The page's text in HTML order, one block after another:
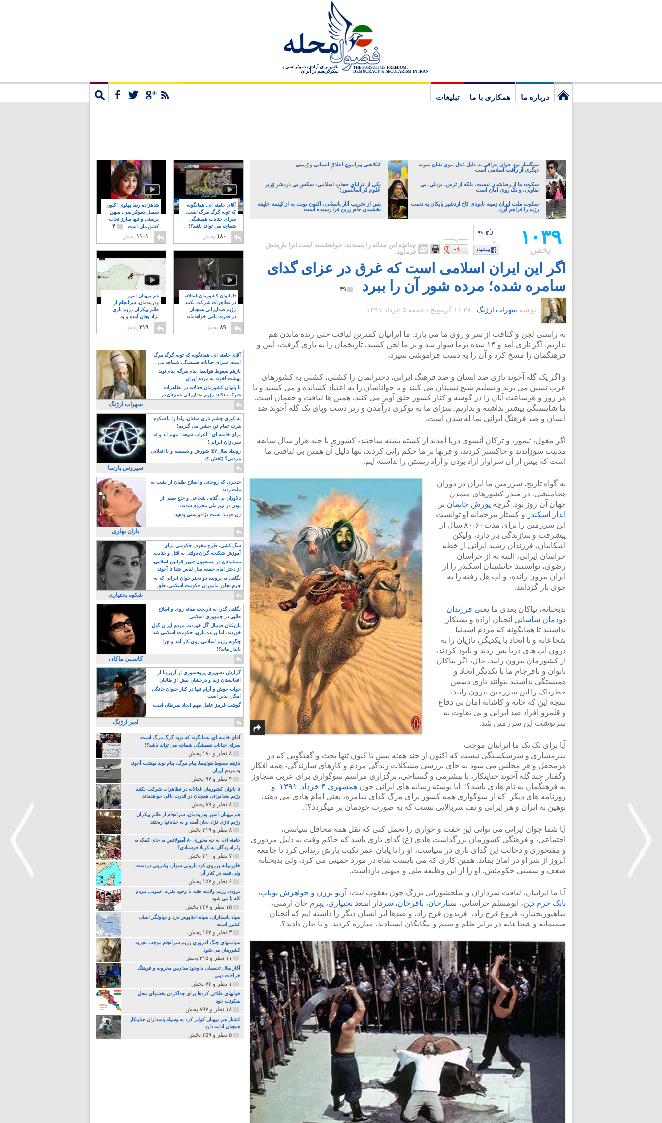
THE PURSUIT OF FREEDOM,
DEMOCRACY & SECULARISM IN IRAN
تلاش برای آزادی، دموکراسی و
سکولاریسم در ایران
درباره ما همکاری با ما
تبلیغات
سنگسار نود جوان عراقی به دلیل مُدل موی شان نمونه
دیگری از رأفت اسلامی است
کنکاشی پیرامونِ اَخلاقِ انسانی و زَمینی
سکوت ما از رضایتمان نیست، بلکه از ترس، بزدلی، بی
تفاوتی، و تک روی امان است
یکی از مَزایایِ حجابِ اسلامی: سکسِ بی دَردسَرِ وَزیر
عُلوم دَر آسانسور!
سکوت ملت ایران زمینه نابودی کاخ اردشیر بابکان به دست
رژیم را فراهم آورد
پس از تخریب آثار باستانی، اکنون نوبت به از کیسه خلیفه
بخشیدن جام زرین فرا رسیده است
۱۰۳۹
پخش
۰ ۹۹۰
چنانچه این مقاله را پسندید، خواهشمند است آنرا بازپخش
فرمایید.
اگر این ایران اسلامی است که غرق در عزای گدای
سامره شده؛ مرده شور آن را ببرد
۴۹
نوشته سهراب ارژنگ ۱۱:۳۸ گرينويچ - جمعه ۵ خرداد ۱۳۹۱
به راستی لجن و کثافت از سر و روی ما می بارد. ما ایرانیان کمترین لیاقت حتی زنده ماندن هم
نداریم. اگر تازی آمد و ۱۴ سده برما سوار شد و بر ما لجن کشید، تاریخمان را به بازی گرفت، آیین و
فرهنگمان را مسخ کرد و آن را به دست فراموشی سپرد،
و اگر یک گله آخوند تازی ضد انسان و ضد فرهنگ ایرانی، دخترانمان را کشتی، کشتی به کشورهای
عرب نشین می برند و تسلیم شیخ نشینان می کنند و یا جوانانمان را به اعتیاد کشانده و می کشند و یا
هر روز و هرساعت آنان را در گوشه و کنار کشور حلق آویز می کنند، همین ها لیاقت و حقمان است.
ما شایستگی بیشتر نداشته و نداریم. سزای ما به نوکری درآمدن و زیر دست وپای یک گله آخوند ضد
انسان و ضد فرهنگ ایرانی نما له شدن است.
اگر مغول، تیمور، و ترکان آنسوی دریا آمدند از کشته پشته ساختند، کشوری با چند هزار سال سابقه
مدنیت سوزاندند و خاکستر کردند، و قرنها بر ما حکم رانی کردند، تنها دلیل آن همین بی لیاقتی ما
است که بیش از آن سزاوار آزاد بودن و آزاد زیستن را نداشته ایم.
به گواه تاریخ، سرزمین ما ایران در دوران
هخامنشی، در صدر کشورهای متمدن
جهان آن روز بود. گرچه یورش خانمان بر
انداز اسکندر و کشتار بیرحمانه او توانست
این سرزمین را برای مدت۶۰-۸۰ سال از
پیشرفت و سازندگی باز دارد، ولیکن
اشکانیان، فرزندان رشید ایرانی از خطه
خراسان ایرانی، البته نه از خراسان
رضوی، توانستند جانشینان اسکندر را از
ایران بیرون رانده، و آب هل رفته را به
جوی باز گردانند.
بدبختانه، نیاکان بعدی ما یعنی فرزندان
دودمان ساسانی آنچنان اراده و پشتکار
نداشتند تا همانگونه که مردم اسپانیا
شجاعانه و با اتحاد با یکدیگر، تازیان را به
درون آب های دریا پس زدند و نابود کردند،
از کشورمان بیرون رانند. حال، اگر نیاکان
ناتوان و نافرجام ما با یکدیگر اتحاد و
همبستگی نداشتند بتوانند تازی دشمن
خطرناک را این سرزمین بیرون رانند،
نتیجه این که خانه و کاشانه امان بی دفاع
و قلمرو افراد ضد ایرانی و بی تفاوت به
سرنوشت این سرزمین شد.
آیا برای تک تک ما ایرانیان موجب
شرمساری و سرشکستگی نیست که اکنون از چند هفته پیش تا کنون تنها بحث و گفتگویی که در
هرمحفل و هر مجلس می شود به جای بررسی مشکلات زندگی مردم و کارهای سازندگی، همه افکار
وگفتار چند گله آخوند جنایتکار، با بیشرمی و گستاخی، برگزاری مراسم سوگواری برای عربی متجاوز
به فرهنگمان به نام هادی باشد؟!. آیا نوشته رسانه های ایرانی چون همشهری ۴ خرداد ۱۳۹
۱ و
روزنامه های دیگر که از سوگواری همه کشور برای مرگ گدای سامره، یعنی امام هادی می دهند،
توهین به ایران و هر ایرانی و تف سربالایی نیست که به صورت خودمان بر میگردد؟!.
آیا شما جوان ایرانی می توانی این خفت و خواری را تحمل کنی که نقل همه محافل سیاسی،
اجتماعی، و فرهنگی کشورمان بزرگداشت هادی (ع) گدای تازی باشد که حاکم وقت به دلیل مزدوری
و مفتخوری و دخالت این گدای تازی در سیاست، او را تا پایان عمر نکبت بارش زندانی کرد تا جامعه
آنروز از شر او در امان بماند. همین کاری که می بایست شاه در مورد خمینی می کرد، ولی بدبختانه
ضعف و سستی حکومتش، او را از این وظیفه ملی و میهنی بازداشت.
آیا ما ایرانیان، لیاقت سرداران و سلحشورانی بزرگ چون یعقوب لیث، آریو برزن و خواهرش یوتاب،
بابک خرم دین، ابومسلم خراسانی، ستارخان، باقرخان، سردار اسعد بختیاری، یپرم خان ارمنی،
شاهپوربختیار،، فروغ فرخ زاد، فریدون فرخ زاد، و صدها ابر انسان دیگر را داشته ایم که آنچنان
صمیمانه و شجاعانه در برابر ظلم و ستم و بیگانگان ایستادند، مبارزه کردند، و یا جان دادند؟.
شاهزاده رضا پهلوی اکنون
سمبل دموکراسی، میهن
پرستی و تنها مبارز نجات
کشورمان است
۴
۱۱۰۱ پخش
آقای خامنه ای، همانگونه
که توبه گرگ مرگ است،
سزای جنایات همیشگی
شماچه می تواند باشد؟!
۸
۱۸۰ پخش
هم میهنان اسیر
ودربندمان، سرانجام از
ظلم بیکران رژیم تازی
نژاد بجان آمده و به
۲۱۹ پخش
تا بانوان کشورمان فعالانه
در تظاهرات شرکت نکنند
رژیم ضدایرانی همچنان
در قدرت باقی خواهدماند
۸
۸۹ پخش
آقای خامنه ای، همانگونه که توبه گرگ مرگ
است، سزای جنایات همیشگی شماچه می
تواند باشد؟!
بازهم سقوط هواپیما، پیام مرگ، پیام نوید
بهشت آخوند به مردم ایران
تا بانوان کشورمان فعالانه در تظاهرات
شرکت نکنند رژیم ضدایرانی همچنان در
قدرت باقی خواهدماند
سهراب ارژنگ
به کوری چشم تازی صفتان، یلدا را با شکوهِ
هرچه تمام تر، جشن می گیریم!
برای خامنه ای "اَعراب شیعه" مهم اند و نَه
سربازانِ ایرانی!
رویداد سال ۵۷؛ شورش و دَسیسه و یا انقلابی
مَردمی؟ (بَخش ۲)
سیروس پارسا
خنجری که روحانی و اصلاح طلبان از پشت به
ملت زدند
دلاوران بی گناه ، شجاعی و حاج صفی از
بودن در تیم ملی محروم شدند.
ژن خوب! تست نژادپرستی بدهید!
باران بهاری
سگ کشی، طرح مخوف حکومتی برای
آموزش شکنجه گران دولتی به قتل و جنایت
بیشتر
مسلمانان در جستجوی تغییر قوانین اسلامی،
از دختر امام جمعه مدل لباس شنا تا آخوند
مسلمان همجنسگرا!
نگاهی به پرونده دو دختر جوان ایرانی که به
جرم تجاوز ماموران حکومت اسلامی، حلق
آویز شدند!
شکوه بختیاری
نگاهی گذرا به تاریخچه میانه روی و اصلاح
طلبی در جمهوری اسلامی
بازیکنان فوتبال گًل خوردند، مردم ایران گول
خوردند، اما برنده بازی، حکومت اسلامی شد!
چگونه رژیم اسلامی روی کار آمد و چرا
پایدار ماند؟!
کاسپین ماکان
گزارش تصویری پروفسوری از آریزونا از
افغانستان زیبا و درخشان پیش از طالبان
خواب خوش و آرام تنها در کنار حیوان خانگی
امکان پذیر است
گوشت قرمز عامل مهم ایجاد سرطان است
امیر ارژنگ
آقای خامنه ای، همانگونه که توبه گرگ مرگ است،
سزای جنایات همیشگی شماچه می تواند باشد؟!
۸ نظر و ۱۸۰ پخش
بازهم سقوط هواپیما، پیام مرگ، پیام نوید بهشت آخوند
به مردم ایران
۴ نظر و ۹۷ پخش
تا بانوان کشورمان فعالانه در تظاهرات شرکت نکنند
رژیم ضدایرانی همچنان در قدرت باقی خواهدماند
۸ نظر و ۸۹ پخش
هم میهنان اسیر ودربندمان، سرانجام از ظلم بیکران
رژیم تازی نژاد بجان آمده و به خبابانها ریختند
۸ نظر و ۲۱۹ پخش
خامنه ای، به چه مجوزی ۸۰ آمبولانس به جای کمک به
زلزله زدگان به کربلا فرستادی؟
۷ نظر و ۲۱۰ پخش
خاورمیانه برروی کوه باروتی سوار، وکبریتی دردست
ولی فقیه در کنار آن
۶ نظر و ۱۵۷ پخش
بزودی رژیم ولایت فقیه با وجود نفرت عمومی مردم
کله پا می شود
۱۵ نظر و ۳۲۷ پخش
سپاه پاسداران، سپاه اختاپوس دزد و چپاولگر اصلی
کشور است
۳ نظر و ۱۶۲ پخش
سیاستهای جنگ افروزی رژیم سرانجام موجب تجزیه
کشورمان می شود
۱۱ نظر و ۳۱۵ پخش
آغاز سال تحصیلی با وجود مدارس مخروبه و فرهنگ
خرافات دینی
۱ نظر و ۷۴ پخش
خوابهای طلائی کردها برای جداکردن بخشهای محل
سکونت خود
۱۸ نظر و ۸۹۷ پخش
کشتار هم میهنان کولبر کرد به وسیله پاسداران جنایتکار
همچنان ادامه دارد
۵ نظر و ۲۵۹ پخش